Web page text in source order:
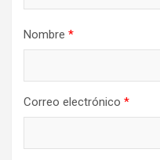
Nombre *
Correo electrónico *